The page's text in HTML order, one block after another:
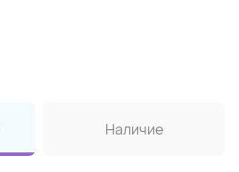
Наличие